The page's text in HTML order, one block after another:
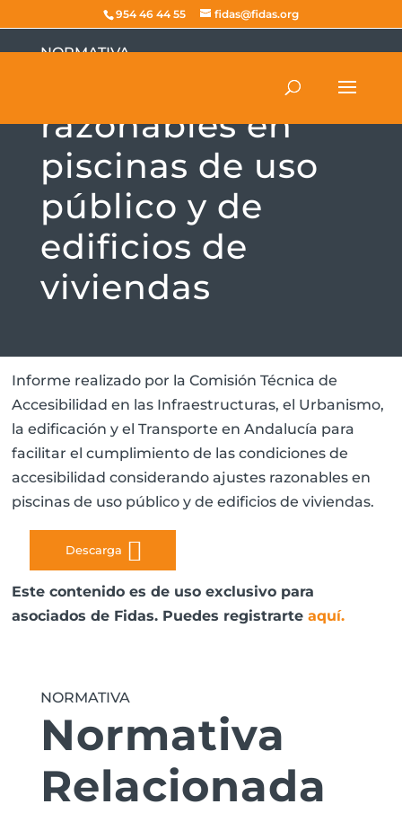
954 46 44 55 fidas@fidas.org
NORMATIVA
razonables en
piscinas de uso
público y de
edificios de
viviendas
Informe realizado por la Comisión Técnica de
Accesibilidad en las Infraestructuras, el Urbanismo,
la edificación y el Transporte en Andalucía para
facilitar el cumplimiento de las condiciones de
accesibilidad considerando ajustes razonables en
piscinas de uso público y de edificios de viviendas.
Descarga
Este contenido es de uso exclusivo para
asociados de Fidas. Puedes registrarteaquí.
NORMATIVA
Normativa
Relacionada